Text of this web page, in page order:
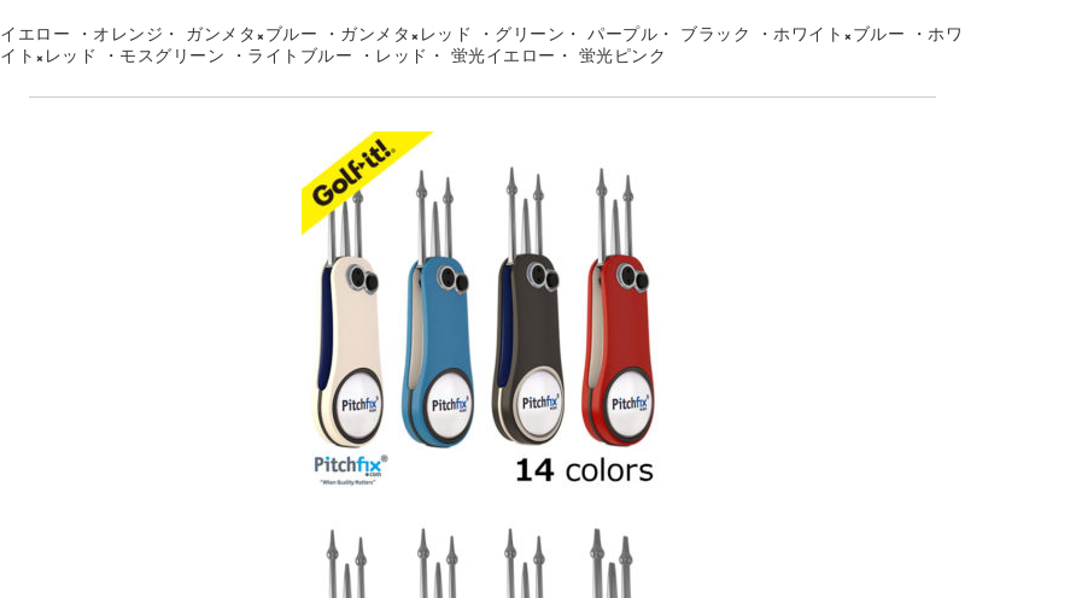
イエロー ・ オレンジ・ ガンメタ×ブルー ・ ガンメタ×レッド ・ グリーン・ パープル・ ブラック ・ ホワイト×ブルー ・ ホワ
イト×レッド
・ モスグリーン ・ ライトブルー ・ レッド・ 蛍光イエロー・ 蛍光ピンク